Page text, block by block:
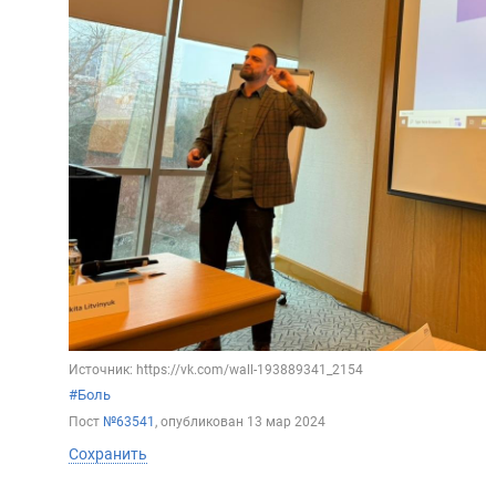
Источник: https://vk.com/wall-193889341_2154
#Боль
Пост №63541 , опубликован 13 мар 2024
Сохранить